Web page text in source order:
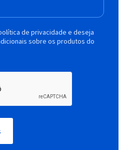
de privacidade e deseja
sobre os produtos do